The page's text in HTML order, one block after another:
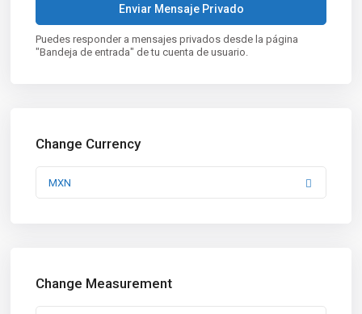
Puedes responder a mensajes privados desde la página
"Bandeja de entrada" de tu cuenta de usuario.
Change Currency
MXN
Change Measurement